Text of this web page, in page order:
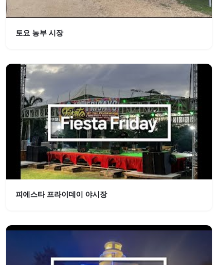
토요 농부 시장
피에스타 프라이데이 야시장